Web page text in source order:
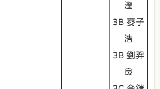
瀅
3B 麥子
浩
3B 劉羿
良